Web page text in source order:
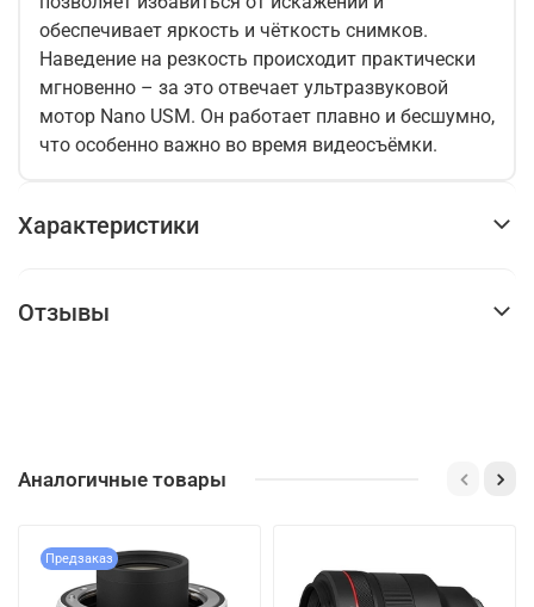
обеспечивает яркость и чёткость снимков.
Наведение на резкость происходит практически
мгновенно – за это отвечает ультразвуковой
мотор Nano USM. Он работает плавно и бесшумно,
что особенно важно во время видеосъёмки.
Характеристики
Отзывы
Аналогичные товары
Предзаказ